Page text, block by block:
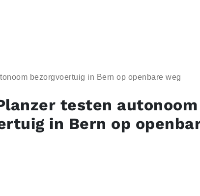
bezorgvoertuig in Bern op openbare weg
testen autonoom
in Bern op